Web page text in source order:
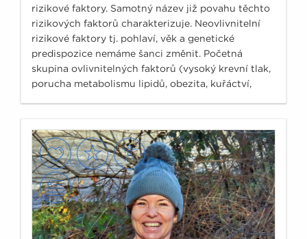
rizikové faktory. Samotný název již povahu těchto
rizikových faktorů charakterizuje. Neovlivnitelní
rizikové faktory tj. pohlaví, věk a genetické
predispozice nemáme šanci změnit. Početná
skupina ovlivnitelných faktorů (vysoký krevní tlak,
porucha metabolismu lipidů, obezita, kuřáctví,
neovlivnitelné.